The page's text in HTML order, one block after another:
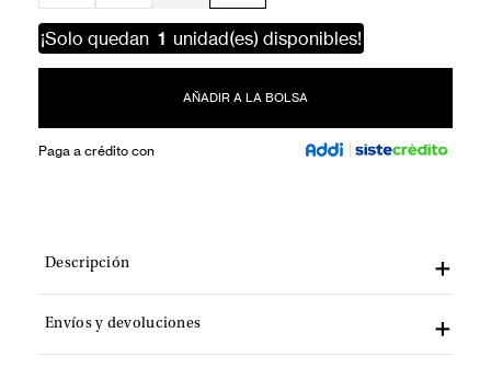
¡Solo quedan 1 unidad(es) disponibles!
AÑADIR A LA BOLSA
Paga a crédito con
Descripción
Envíos y devoluciones